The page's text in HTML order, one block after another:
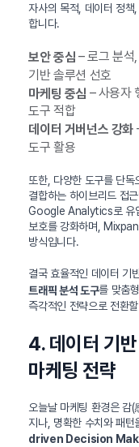
자사의 목적, 데이터 정
합니다.
보안 중심 – 로그 분석
기반 솔루션 선호
마케팅 중심 – 사용자
도구 적합
데이터 거버넌스 강화
도구 활용
또한, 다양한 도구를 단독
결합하는 하이브리드 접
Google Analytics로 유
보호를 강화하며,
방식입니다.
결국 효율적인 데이터 기
트래픽 분석 도구를 맞춤
즉각적인 전략으로 전환
4. 데이터 기
마케팅 전략
오늘날 마케팅 환경은 감
지나, 명확한 수치와 패턴
driven Decision